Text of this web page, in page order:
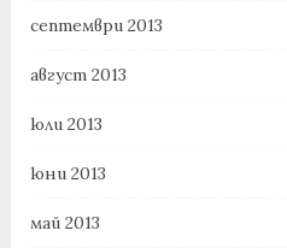
септември 2013
август 2013
юли 2013
юни 2013
май 2013